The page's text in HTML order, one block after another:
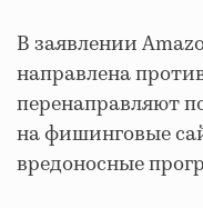
В заявлении
направлена
перенаправляют
на фишинговые
вредоносные